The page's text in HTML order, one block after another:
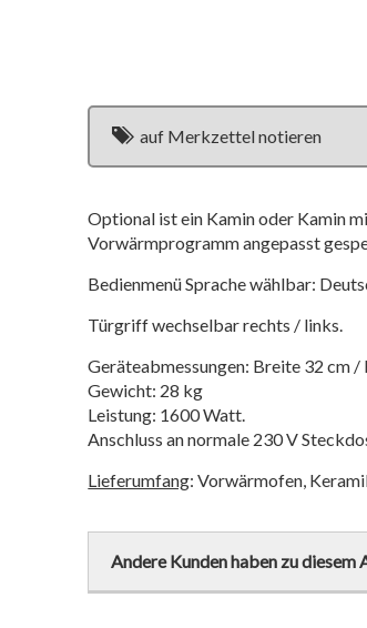
auf Merkzettel notieren
Optional ist ein Kamin oder Kamin
Vorwärmprogramm angepasst
Bedienmenü Sprache wählbar:
Türgriff wechselbar rechts / links.
Geräteabmessungen: Breite 32 cm
Gewicht: 28 kg
Leistung: 1600 Watt.
Anschluss an normale 230 V
Lieferumfang: Vorwärmofen,
Andere Kunden haben zu